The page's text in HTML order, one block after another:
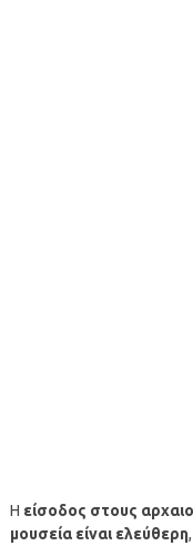
Η είσοδος στους
μουσεία είναι ελεύθερη